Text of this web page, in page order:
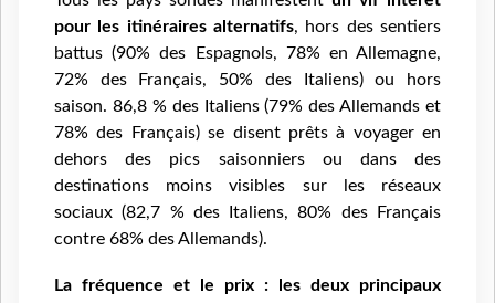
pour les itinéraires alternatifs, hors des sentiers
battus (90% des Espagnols, 78% en Allemagne,
72% des Français, 50% des Italiens) ou hors
saison. 86,8 % des Italiens (79% des Allemands et
78% des Français) se disent prêts à voyager en
dehors des pics saisonniers ou dans des
destinations moins visibles sur les réseaux
sociaux (82,7 % des Italiens, 80% des Français
contre 68% des Allemands).
La fréquence et le prix : les deux principaux